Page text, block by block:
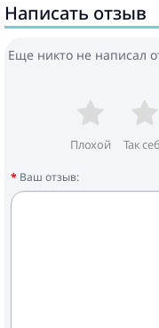
Написать отзыв
Еще никто не написал
Плохой Так
Ваш отзыв: